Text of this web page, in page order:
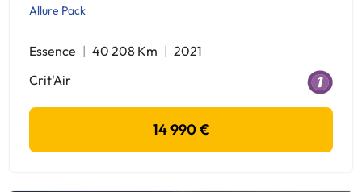
Allure Pack
Essence 40 208 Km
2021
Crit'Air
14 990 €